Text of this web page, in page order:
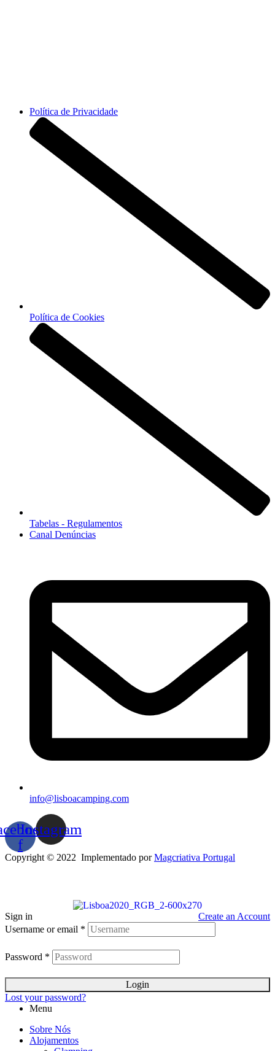
Política de Privacidade
Política de Cookies
Tabelas - Regulamentos
Canal Denúncias
info@lisboacamping.com
f
Instagram
Copyright © 2022 Implementado porMagcriativa Portugal
Sign in
Create an Account
Username or email *
Password *
Login
Lost your password?
Menu
Sobre Nós
Alojamentos